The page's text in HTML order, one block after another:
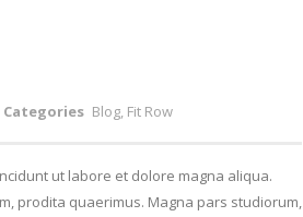
Categories Blog, Fit Row
ut labore et dolore magna aliqua.
prodita quaerimus. Magna pars studiorum,